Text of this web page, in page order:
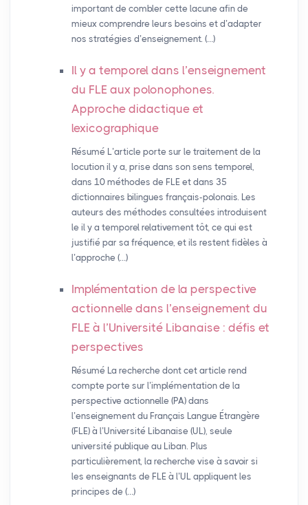
important de combler cette lacune afin de
mieux comprendre leurs besoins et d’adapter
nos stratégies d’enseignement. (…)
Il y a temporel dans l’enseignement
du FLE aux polonophones.
Approche didactique et
lexicographique
Résumé L’article porte sur le traitement de la
locution il y a, prise dans son sens temporel,
dans 10 méthodes de FLE et dans 35
dictionnaires bilingues français-polonais. Les
auteurs des méthodes consultées introduisent
le il y a temporel relativement tôt, ce qui est
justifié par sa fréquence, et ils restent fidèles à
l’approche (…)
Implémentation de la perspective
actionnelle dans l’enseignement du
FLE à l’Université Libanaise : défis et
perspectives
Résumé La recherche dont cet article rend
compte porte sur l’implémentation de la
perspective actionnelle (PA) dans
l’enseignement du Français Langue Étrangère
(FLE) à l’Université Libanaise (UL), seule
université publique au Liban. Plus
particulièrement, la recherche vise à savoir si
les enseignants de FLE à l’UL appliquent les
principes de (…)